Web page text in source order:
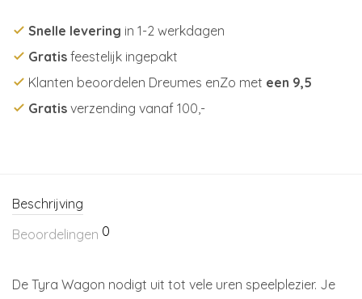
Snelle levering in 1-2 werkdagen
Gratis feestelijk ingepakt
Klanten beoordelen Dreumes enZo met een 9,5
Gratis verzending vanaf 100,-
Beschrijving
Beoordelingen 0
De Tyra Wagon nodigt uit tot vele uren speelplezier. Je